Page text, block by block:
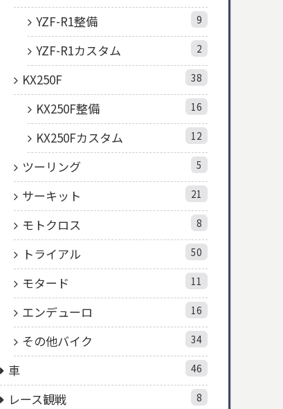
YZF-R1整備 9
YZF-R1カスタム 2
KX250F 38
KX250F整備 16
KX250Fカスタム 12
ツーリング 5
サーキット 21
モトクロス 8
トライアル 50
モタード 11
エンデューロ 16
その他バイク 34
車 46
レース観戦 8